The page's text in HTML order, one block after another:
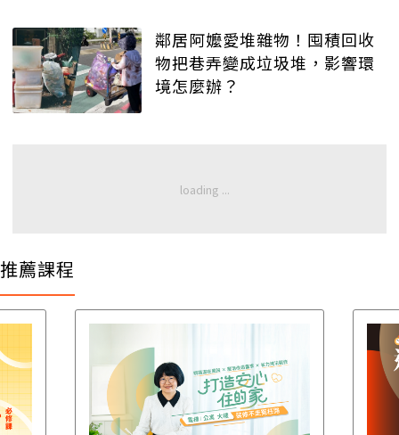
鄰居阿嬤愛堆雜物！囤積回收
物把巷弄變成垃圾堆，影響環
境怎麼辦？
推薦課程